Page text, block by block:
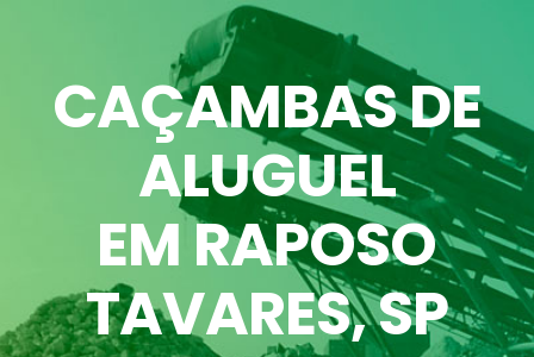
CAÇAMBAS DE
ALUGUEL
EM RAPOSO
TAVARES, SP